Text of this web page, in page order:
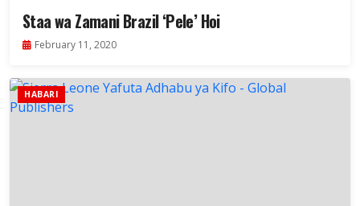
Staa wa Zamani Brazil ‘Pele’ Hoi
February 11, 2020
HABARI